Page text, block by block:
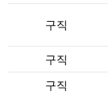
구직
구직
구직